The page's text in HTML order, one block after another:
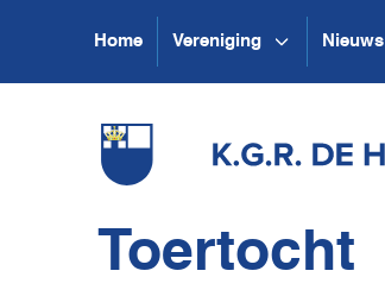
Home Vereniging Nieuws
Toertocht